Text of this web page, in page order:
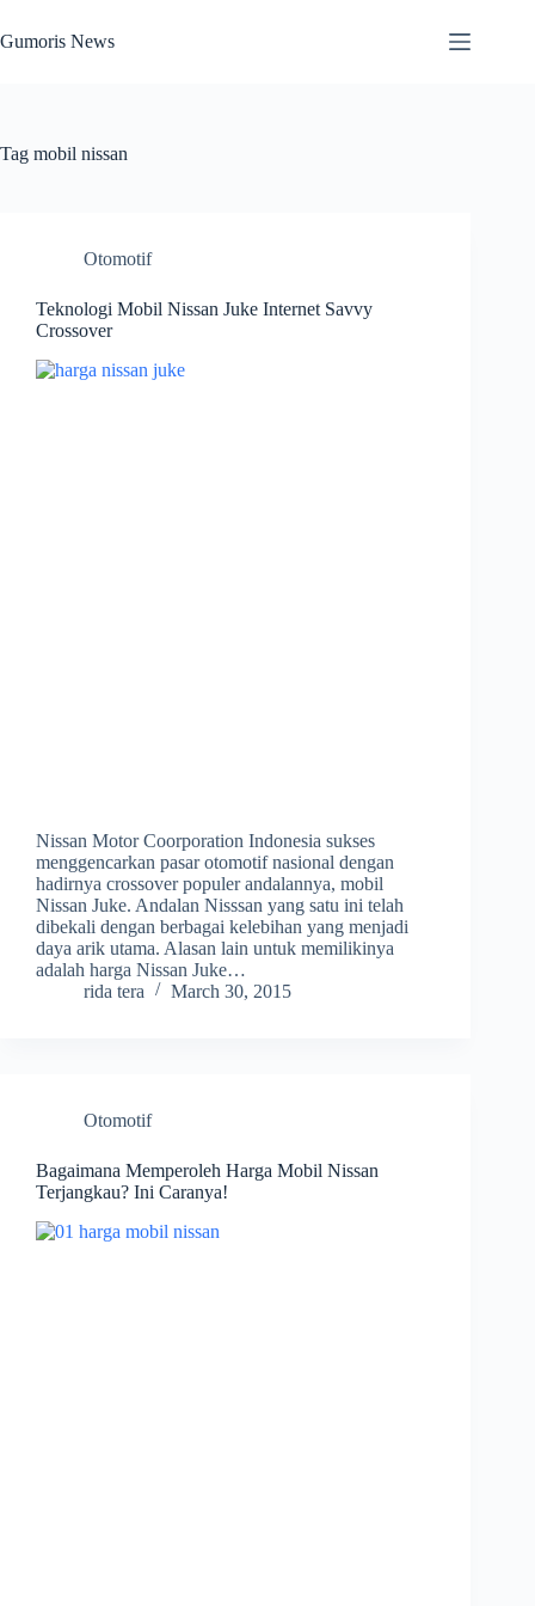
to
content
Gumoris News
Tag mobil nissan
Otomotif
Teknologi Mobil Nissan Juke Internet Savvy
Crossover
Nissan Motor Coorporation Indonesia sukses
menggencarkan pasar otomotif nasional dengan
hadirnya crossover populer andalannya, mobil
Nissan Juke. Andalan Nisssan yang satu ini telah
dibekali dengan berbagai kelebihan yang menjadi
daya arik utama. Alasan lain untuk memilikinya
adalah harga Nissan Juke…
rida tera
March 30, 2015
Otomotif
Bagaimana Memperoleh Harga Mobil Nissan
Terjangkau? Ini Caranya!